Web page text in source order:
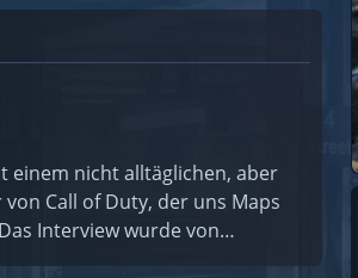
einem nicht alltäglichen, aber
Call of Duty, der uns Maps
Interview wurde von